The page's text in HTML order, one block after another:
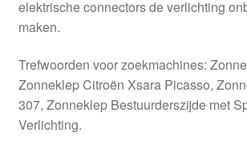
elektrische connectors de verlichting
maken.
Trefwoorden voor zoekmachines:
Zonneklep Citroën Xsara Picasso,
307, Zonneklep Bestuurderszijde met
Verlichting.